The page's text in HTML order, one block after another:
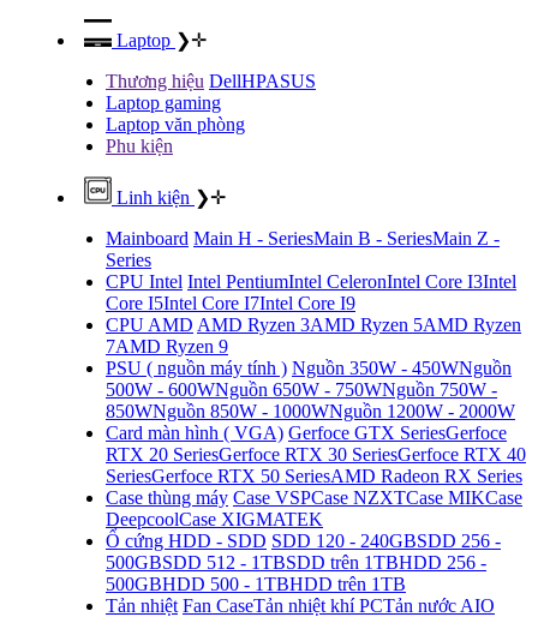
Laptop ❯✛
Thương hiệu DellHPASUS
Laptop gaming
Laptop văn phòng
Phu kiện
Linh kiện ❯✛
Mainboard Main H - SeriesMain B - SeriesMain Z -
Series
CPU Intel Intel PentiumIntel CeleronIntel Core I3Intel
Core I5Intel Core I7Intel Core I9
CPU AMD AMD Ryzen 3AMD Ryzen 5AMD Ryzen
7AMD Ryzen 9
PSU ( nguồn máy tính ) Nguồn 350W - 450WNguồn
500W - 600WNguồn 650W - 750WNguồn 750W -
850WNguồn 850W - 1000WNguồn 1200W - 2000W
Card màn hình ( VGA) Gerfoce GTX SeriesGerfoce
RTX 20 SeriesGerfoce RTX 30 SeriesGerfoce RTX 40
SeriesGerfoce RTX 50 SeriesAMD Radeon RX Series
Case thùng máy Case VSPCase NZXTCase MIKCase
DeepcoolCase XIGMATEK
Ổ cứng HDD - SDD SDD 120 - 240GBSDD 256 -
500GBSDD 512 - 1TBSDD trên 1TBHDD 256 -
500GBHDD 500 - 1TBHDD trên 1TB
Tản nhiệt Fan CaseTản nhiệt khí PCTản nước AIO